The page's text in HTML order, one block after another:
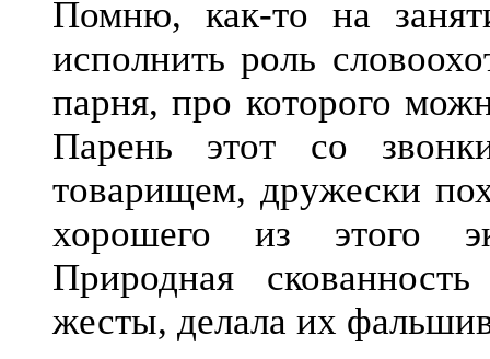
Помню, как-то на
исполнить роль
парня, про которого
Парень этот со
товарищем, дружески
хорошего из этого
Природная
жесты, делала их